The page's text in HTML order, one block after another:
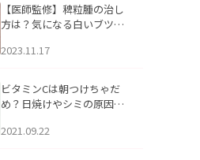
【医師監修】稗粒腫の治し
方は？気になる白いブツブ
アについて
2023.11.17
ビタミンCは朝つけちゃだ
め？日焼けやシミの原因に
2021.09.22